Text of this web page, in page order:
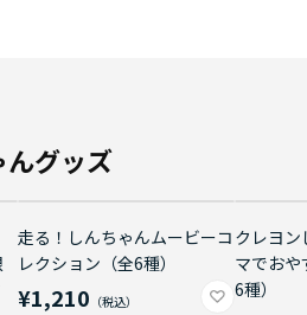
んグッズ
走る！しんちゃんムービーコ
レクション（全6種）
¥1,210
クレヨ
マでお
6種）